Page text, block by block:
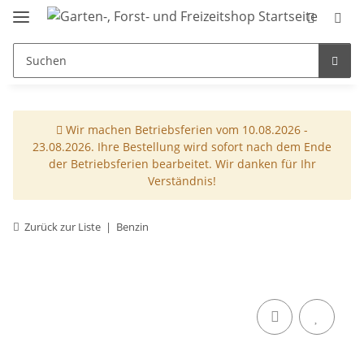
Wir machen Betriebsferien vom 10.08.2026 -
23.08.2026. Ihre Bestellung wird sofort nach dem Ende
der Betriebsferien bearbeitet. Wir danken für Ihr
Verständnis!
Zurück zur Liste Benzin